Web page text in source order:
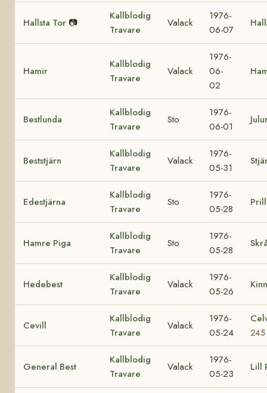
Hallsta Tor 📷
Kallblodig
Travare
Valack
1976-
06-07
Hamir
Kallblodig
Travare
Valack
1976-
06-
02
Bestlunda
Kallblodig
Travare
Sto
1976-
06-01
Beststjärn
Kallblodig
Travare
Valack
1976-
05-31
Edestjärna
Kallblodig
Travare
Sto
1976-
05-28
Hamre Piga
Kallblodig
Travare
Sto
1976-
05-28
Hedebest
Kallblodig
Travare
Valack
1976-
05-26
Cevill
Kallblodig
Travare
Valack
1976-
05-24
245
General Best
Kallblodig
Travare
Valack
1976-
05-23
Lill